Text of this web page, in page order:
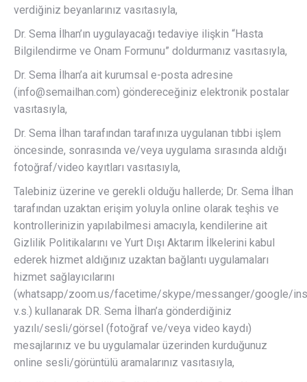
verdiğiniz beyanlarınız vasıtasıyla,
Dr. Sema İlhan’ın uygulayacağı tedaviye ilişkin “Hasta
Bilgilendirme ve Onam Formunu” doldurmanız vasıtasıyla,
Dr. Sema İlhan’a ait kurumsal e-posta adresine
(info@semailhan.com) göndereceğiniz elektronik postalar
vasıtasıyla,
Dr. Sema İlhan tarafından tarafınıza uygulanan tıbbi işlem
öncesinde, sonrasında ve/veya uygulama sırasında aldığı
fotoğraf/video kayıtları vasıtasıyla,
Talebiniz üzerine ve gerekli olduğu hallerde; Dr. Sema İlhan
tarafından uzaktan erişim yoluyla online olarak teşhis ve
kontrollerinizin yapılabilmesi amacıyla, kendilerine ait
Gizlilik Politikalarını ve Yurt Dışı Aktarım İlkelerini kabul
ederek hizmet aldığınız uzaktan bağlantı uygulamaları
hizmet sağlayıcılarını
(whatsapp/zoom.us/facetime/skype/messanger/google/
v.s.) kullanarak DR. Sema İlhan’a gönderdiğiniz
yazılı/sesli/görsel (fotoğraf ve/veya video kaydı)
mesajlarınız ve bu uygulamalar üzerinden kurduğunuz
online sesli/görüntülü aramalarınız vasıtasıyla,